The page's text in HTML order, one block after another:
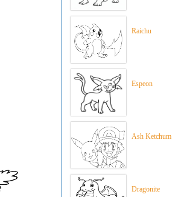
Raichu
Espeon
Ash Ketchum
Dragonite